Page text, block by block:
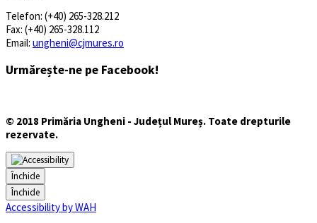
Telefon: (+40) 265-328.212
Fax: (+40) 265-328.112
Email: ungheni@cjmures.ro
Urmărește-ne pe Facebook!
© 2018 Primăria Ungheni - Județul Mureș. Toate drepturile
rezervate.
Închide
Închide
Accessibility by WAH